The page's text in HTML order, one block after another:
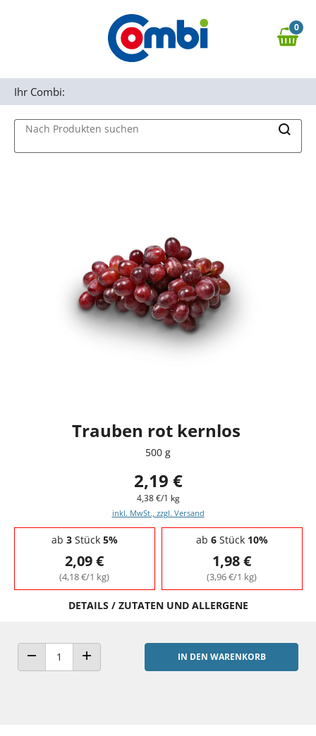
Zur Navigation springen
0,00 €
0
Nach Produkten suchen
Ihr Combi:
Trauben rot kernlos
500 g
2,19 €
4,38 €/1 kg
inkl. MwSt., zzgl. Versand
Staffelpreise - Mengenrabatt
ab 3Stück 5%
2,09 €
(4,18 €/1 kg)
ab 6Stück 10%
1,98 €
(3,96 €/1 kg)
DETAILS / ZUTATEN UND ALLERGENE
ANZAHL VERRINGERNANZAHL ERHÖHEN
IN DEN WARENKORB